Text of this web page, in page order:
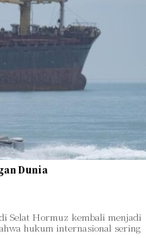
Dunia
Selat Hormuz kembali menjadi
hukum internasional sering